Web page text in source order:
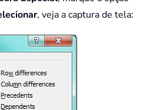
, veja a captura de tela: